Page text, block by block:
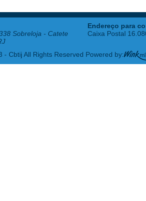
Sobreloja - Catete
Endereço para
Caixa Postal
- Cbtij All Rights Reserved Powered by: